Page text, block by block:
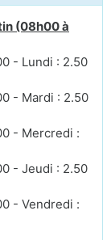
(08h00 à
- Lundi : 2.50
- Mardi : 2.50
- Mercredi :
- Jeudi : 2.50
- Vendredi :